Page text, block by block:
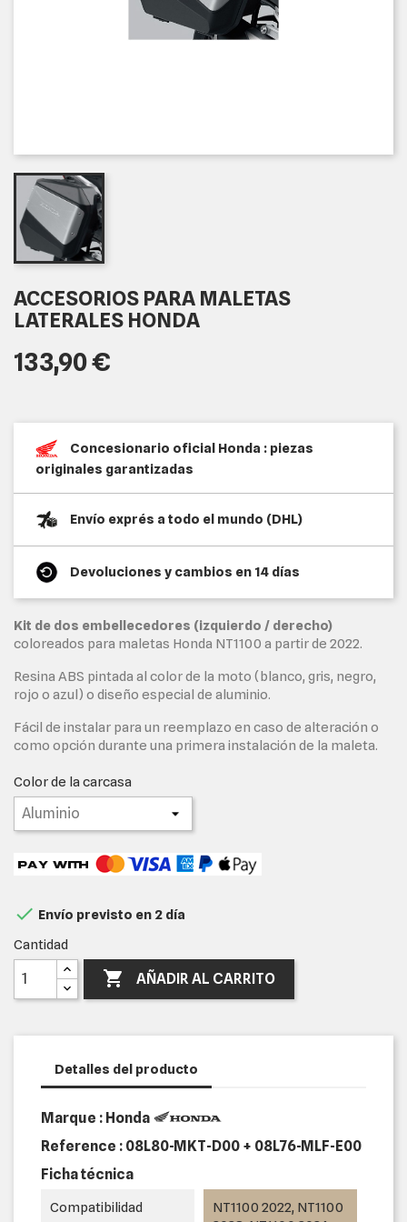
ACCESORIOS PARA MALETAS
LATERALES HONDA
133,90 €
Concesionario oficial Honda : piezas
originales garantizadas
Envío exprés a todo el mundo (DHL)
Devoluciones y cambios en 14 días
Kit de dos embellecedores (izquierdo / derecho)
coloreados para maletas Honda NT1100 a partir de 2022.
Resina ABS pintada al color de la moto (blanco, gris, negro,
rojo o azul) o diseño especial de aluminio.
Fácil de instalar para un reemplazo en caso de alteración o
como opción durante una primera instalación de la maleta.
Color de la carcasa
 Envío previsto en 2 día
Cantidad
 AÑADIR AL CARRITO
Detalles del producto
Marque : Honda
Reference : 08L80-MKT-D00 + 08L76-MLF-E00
Ficha técnica
Compatibilidad
NT1100 2022, NT1100